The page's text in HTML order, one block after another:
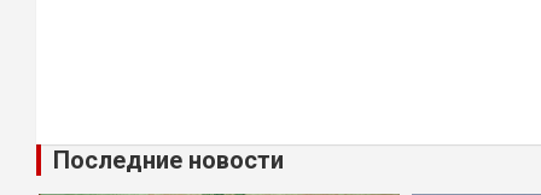
Последние новости